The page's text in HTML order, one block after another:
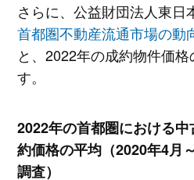
さらに、公益財団法人東日
首都圏不動産流通市場の動
と、2022年の成約物件価
す。
2022年の首都圏における
約価格の平均（2020年4月
調査）